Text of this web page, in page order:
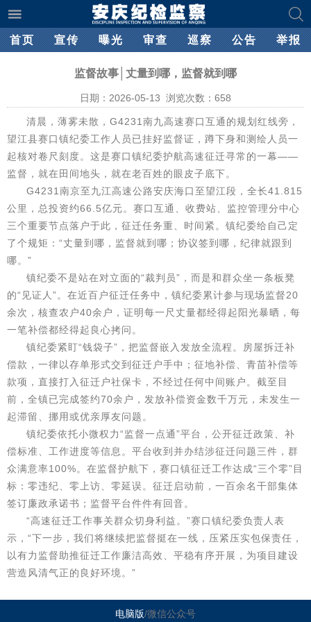
首页 宣传 曝光 审查 巡察 公告 举报
监督故事│丈量到哪，监督就到哪
日期：2026-05-13 浏览次数： 658
清晨，薄雾未散，G4231南九高速赛口互通的规划红线旁，
望江县赛口镇纪委工作人员已挂好监督证，蹲下身和测绘人员一
起核对卷尺刻度。这是赛口镇纪委护航高速征迁寻常的一幕——
监督，就在田间地头，就在老百姓的眼皮子底下。
G4231南京至九江高速公路安庆海口至望江段，全长41.815
公里，总投资约66.5亿元。赛口互通、收费站、监控管理分中心
三个重要节点落户于此，征迁任务重、时间紧。镇纪委给自己定
了个规矩：“丈量到哪，监督就到哪；协议签到哪，纪律就跟到
哪。”
镇纪委不是站在对立面的“裁判员”，而是和群众坐一条板凳
的“见证人”。在近百户征迁任务中，镇纪委累计参与现场监督20
余次，核查农户40余户，证明每一尺丈量都经得起阳光暴晒，每
一笔补偿都经得起良心拷问。
镇纪委紧盯“钱袋子”，把监督嵌入发放全流程。房屋拆迁补
偿款，一律以存单形式交到征迁户手中；征地补偿、青苗补偿等
款项，直接打入征迁户社保卡，不经过任何中间账户。截至目
前，全镇已完成签约70余户，发放补偿资金数千万元，未发生一
起滞留、挪用或优亲厚友问题。
镇纪委依托小微权力“监督一点通”平台，公开征迁政策、补
偿标准、工作进度等信息。平台收到并办结涉征迁问题三件，群
众满意率100%。在监督护航下，赛口镇征迁工作达成“三个零”目
标：零违纪、零上访、零延误。征迁启动前，一百余名干部集体
签订廉政承诺书；监督平台件件有回音。
“高速征迁工作事关群众切身利益。”赛口镇纪委负责人表
示，“下一步，我们将继续把监督挺在一线，压紧压实包保责任，
以有力监督助推征迁工作廉洁高效、平稳有序开展，为项目建设
营造风清气正的良好环境。”
电脑版/微信公众号